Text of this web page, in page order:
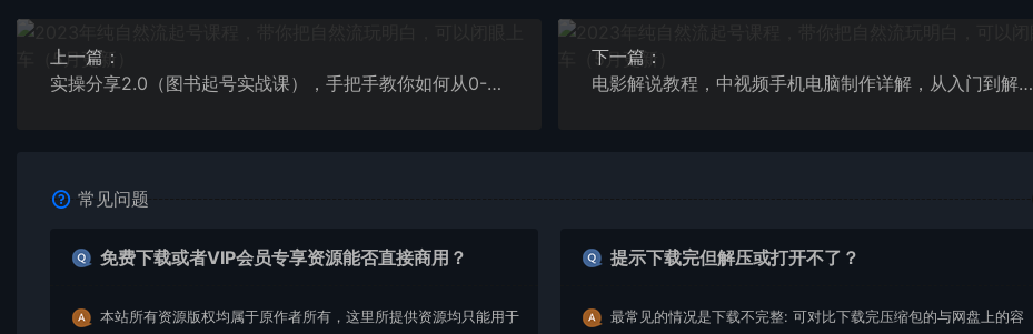
上一篇：
实操分享2.0（图书起号实战课），手把手教你如何从0-1玩转图书起号
下一篇：
电影解说教程，中视频手机电脑制作详解，从入门到解说大神
常见问题
免费下载或者VIP会员专享资源能否直接商用？
本站所有资源版权均属于原作者所有，这里所提供资源均只能用于
提示下载完但解压或打开不了？
最常见的情况是下载不完整: 可对比下载完压缩包的与网盘上的容